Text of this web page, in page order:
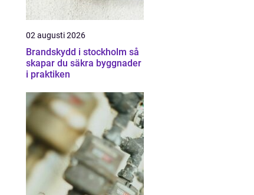
02 augusti 2026
Brandskydd i stockholm så
skapar du säkra byggnader
i praktiken